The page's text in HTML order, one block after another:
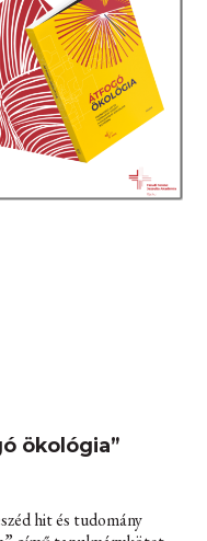
ökológia”
hit és tudomány